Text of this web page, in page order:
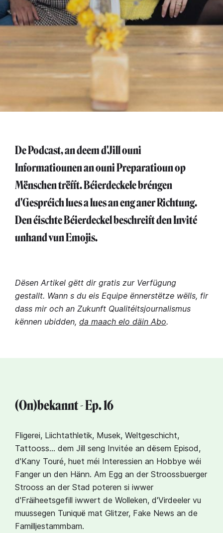
De Podcast, an deem d'Jill ouni
Informatiounen an ouni Preparatioun op
Mënschen trëfft. Béierdeckele bréngen
d'Gespréich lues a lues an eng aner Richtung.
Den éischte Béierdeckel beschreift den Invité
unhand vun Emojis.
Dësen Artikel gëtt dir gratis zur Verfügung
gestallt. Wann s du eis Equipe ënnerstëtze wëlls, fir
dass mir och an Zukunft Qualitéitsjournalismus
kënnen ubidden, da maach elo däin Abo.
(On)bekannt - Ep. 16
Fligerei, Liichtathletik, Musek, Weltgeschicht,
Tattooss… dem Jill seng Invitée an dësem Episod,
d'Kany Touré, huet méi Interessien an Hobbye wéi
Fanger un den Hänn. Am Egg an der Stroossbuerger
Strooss an der Stad poteren si iwwer
d'Fräiheetsgefill iwwert de Wolleken, d'Virdeeler vu
muussegen Tuniquë mat Glitzer, Fake News an de
Familljestammbam.